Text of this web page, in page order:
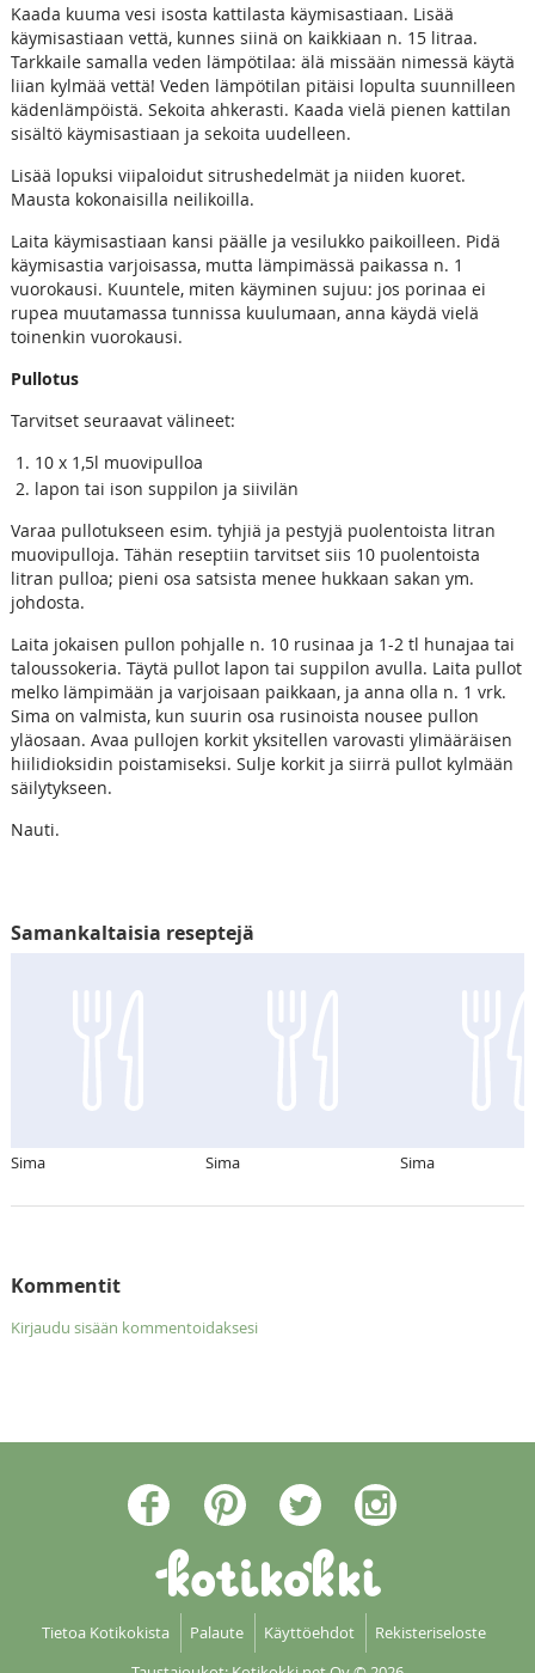
Kaada kuuma vesi isosta kattilasta käymisastiaan. Lisää
käymisastiaan vettä, kunnes siinä on kaikkiaan n. 15 litraa.
Tarkkaile samalla veden lämpötilaa: älä missään nimessä käytä
liian kylmää vettä! Veden lämpötilan pitäisi lopulta suunnilleen
kädenlämpöistä. Sekoita ahkerasti. Kaada vielä pienen kattilan
sisältö käymisastiaan ja sekoita uudelleen.
Lisää lopuksi viipaloidut sitrushedelmät ja niiden kuoret.
Mausta kokonaisilla neilikoilla.
Laita käymisastiaan kansi päälle ja vesilukko paikoilleen. Pidä
käymisastia varjoisassa, mutta lämpimässä paikassa n. 1
vuorokausi. Kuuntele, miten käyminen sujuu: jos porinaa ei
rupea muutamassa tunnissa kuulumaan, anna käydä vielä
toinenkin vuorokausi.
Pullotus
Tarvitset seuraavat välineet:
10 x 1,5l muovipulloa
lapon tai ison suppilon ja siivilän
Varaa pullotukseen esim. tyhjiä ja pestyjä puolentoista litran
muovipulloja. Tähän reseptiin tarvitset siis 10 puolentoista
litran pulloa; pieni osa satsista menee hukkaan sakan ym.
johdosta.
Laita jokaisen pullon pohjalle n. 10 rusinaa ja 1-2 tl hunajaa tai
taloussokeria. Täytä pullot lapon tai suppilon avulla. Laita pullot
melko lämpimään ja varjoisaan paikkaan, ja anna olla n. 1 vrk.
Sima on valmista, kun suurin osa rusinoista nousee pullon
yläosaan. Avaa pullojen korkit yksitellen varovasti ylimääräisen
hiilidioksidin poistamiseksi. Sulje korkit ja siirrä pullot kylmään
säilytykseen.
Nauti.
Samankaltaisia reseptejä
Sima Sima Sima
Kommentit
Kirjaudu sisään kommentoidaksesi
Tietoa Kotikokista Palaute Käyttöehdot
Rekisteriseloste